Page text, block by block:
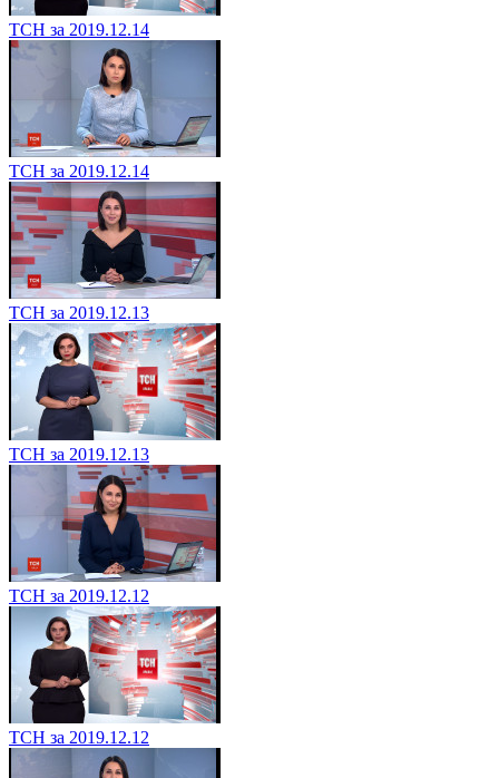
ТСН за 2019.12.14
ТСН за 2019.12.14
ТСН за 2019.12.13
ТСН за 2019.12.13
ТСН за 2019.12.12
ТСН за 2019.12.12